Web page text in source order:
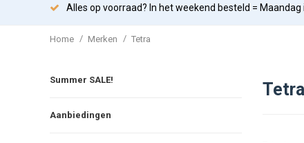
Alles op voorraad? In het weekend besteld = Maandag
Home / Merken / Tetra
Summer SALE!
Aanbiedingen
Tetra